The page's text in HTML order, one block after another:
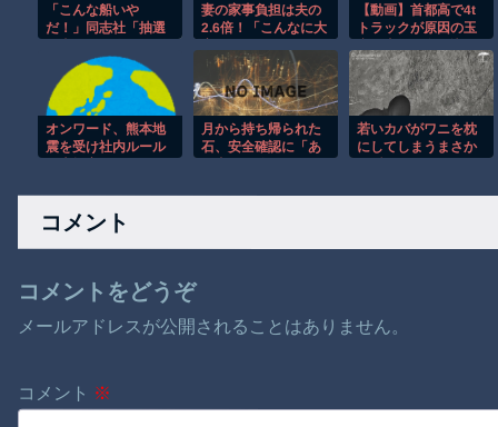
「こんな船いや
だ！」同志社「抽選
コース」→51人が別
コース希望し外れの
21人抗議船
妻の家事負担は夫の
2.6倍！「こんなに大
性のための料理教室
～に密着
【動画】首都高で4t
トラックが原因の玉
れた軽バンの車載。
オンワード、熊本地
震を受け社内ルール
月から持ち帰られた
石、安全確認に「あ
若いカバがワニを枕
にしてしまうまさか
コメント
コメントをどうぞ
メールアドレスが公開されることはありません。
コメント ※